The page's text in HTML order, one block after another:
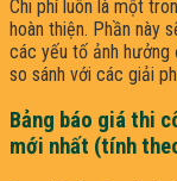
Chi phí luôn là một
hoàn thiện. Phần này
các yếu tố ảnh hưởng
so sánh với các giải
Bảng báo giá thi
mới nhất (tính